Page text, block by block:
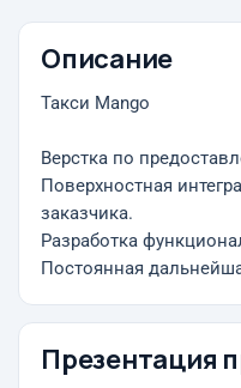
Описание
Такси Mango
Верстка по
Поверхностная
заказчика.
Разработка
Постоянная
Презентация